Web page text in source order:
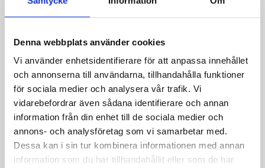
Denna webbplats använder cookies
Vi använder enhetsidentifierare för att anpassa innehållet
och annonserna till användarna, tillhandahålla funktioner
för sociala medier och analysera vår trafik. Vi
vidarebefordrar även sådana identifierare och annan
information från din enhet till de sociala medier och
annons- och analysföretag som vi samarbetar med.
Dessa kan i sin tur kombinera informationen med annan
information som du har tillhandahållit eller som de har
champinjon- och
köttfärs och rivna